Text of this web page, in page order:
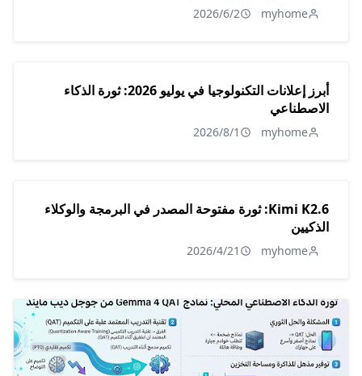
myhome
2026/6/2
أبرز إعلانات التكنولوجيا في يوليو 2026: ثورة الذكاء
الاصطناعي
myhome
2026/8/1
Kimi K2.6: ثورة مفتوحة المصدر في البرمجة والوكلاء
الذكيين
myhome
2026/4/21